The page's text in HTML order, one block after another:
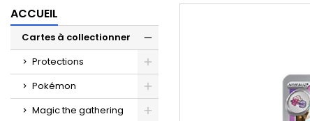
ACCUEIL
Cartes à collectionner
Protections
Pokémon
Magic the gathering